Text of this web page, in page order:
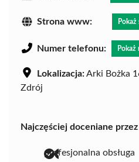
Strona www: Pokaż
Numer telefonu: Pokaż
Lokalizacja:Arki Bożka
Zdrój
Najczęściej doceniane
profesjonalna obsługa